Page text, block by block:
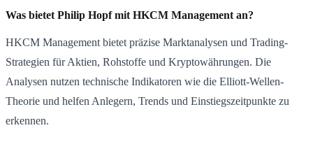
Was bietet Philip Hopf mit HKCM Management an?
HKCM Management bietet präzise Marktanalysen und Trading-
Strategien für Aktien, Rohstoffe und Kryptowährungen. Die
Analysen nutzen technische Indikatoren wie die Elliott-Wellen-
Theorie und helfen Anlegern, Trends und Einstiegszeitpunkte zu
erkennen.